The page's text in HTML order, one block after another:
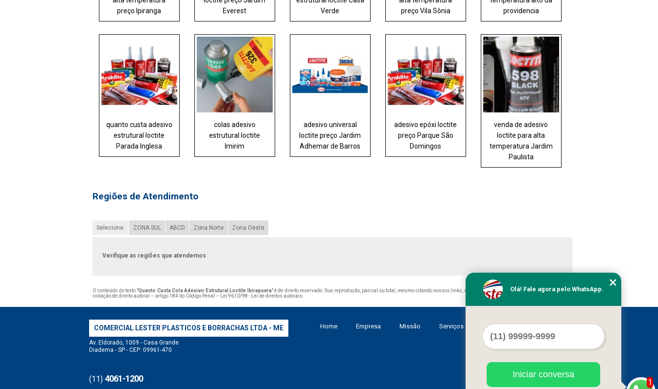
preço Ipiranga
Everest
Verde
preço Vila Sônia
providencia
quanto custa adesivo
estrutural loctite
Parada Inglesa
colas adesivo
estrutural loctite
Imirim
adesivo universal
loctite preço Jardim
Adhemar de Barros
adesivo epóxi loctite
preço Parque São
Domingos
venda de adesivo
loctite para alta
temperatura Jardim
Paulista
Regiões de Atendimento
Selecione: ZONA SUL ABCD Zona Norte Zona Oeste
Verifique as regiões que atendemos
O conteúdo do texto "Quanto Custa Cola Adesivo Estrutural Loctite Ibirapuera" é de direito reservado. Sua reprodução, parcial ou total, mesmo citando nossos links, é proibida sem a autorização do autor. Crime de
violação de direito autoral – artigo 184 do Código Penal –
Lei 9610/98 - Lei de direitos autorais
COMERCIAL LESTER PLASTICOS E BORRACHAS LTDA - ME
Av. Eldorado, 1009 - Casa Grande
Diadema - SP - CEP: 09961-470
(11) 4061-1200
Home Empresa Missão Serviços Contato Mapa do site
1
Olá! Fale agora pelo WhatsApp.
Iniciar conversa